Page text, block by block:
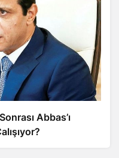
Abbas’ı